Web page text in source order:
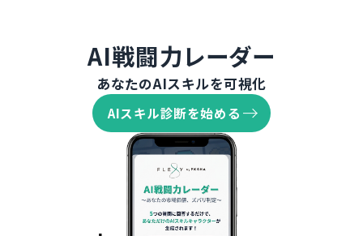
AI戦闘力レーダー
あなたのAIスキルを可視化
AIスキル診断を始める